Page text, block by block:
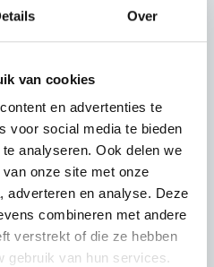
Over
van cookies
en advertenties te
voor social media te bieden
analyseren. Ook delen we
onze site met onze
adverteren en analyse. Deze
combineren met andere
verstrekt of die ze hebben
gebruik van hun services.
vragen
personen met een